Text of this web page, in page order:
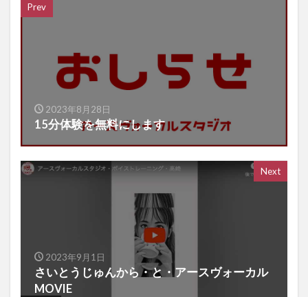
Prev
2023年8月28日
15分体験を無料にします
Next
2023年9月1日
さいとうじゅんから・と・アースヴォーカル
MOVIE